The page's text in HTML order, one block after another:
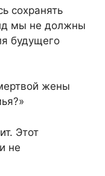
сохранять
мы не должны
будущего
жены
Этот
не